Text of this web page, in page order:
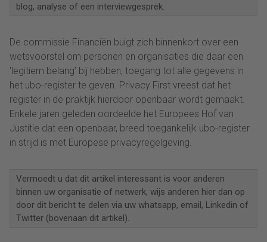
blog, analyse of een interviewgesprek.
De commissie Financiën buigt zich binnenkort over een
wetsvoorstel om personen en organisaties die daar een
‘legitiem belang’ bij hebben, toegang tot alle gegevens in
het ubo-register te geven. Privacy First vreest dat het
register in de praktijk hierdoor openbaar wordt gemaakt.
Enkele jaren geleden oordeelde het Europees Hof van
Justitie dat een openbaar, breed toegankelijk ubo-register
in strijd is met Europese privacyregelgeving.
Vermoedt u dat dit artikel interessant is voor anderen
binnen uw organisatie of netwerk, wijs anderen hier dan op
door dit bericht te delen via uw whatsapp, email, Linkedin of
Twitter (bovenaan dit artikel).